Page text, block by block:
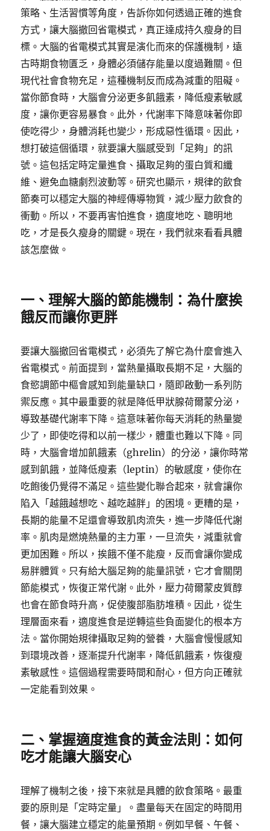
策略、生活習慣等角度，告訴你如何透過正確的進食
方式，讓大腦撤回省電模式，真正達成持久瘦身的目
標。大腦的省電模式其實是演化而來的保護機制，遠
古時期食物匱乏，身體必須儲存能量以度過難關。但
現代社會食物充足，這種機制反而成為減重的阻礙。
當你節食時，大腦會分泌更多飢餓素，降低瘦素敏感
度，讓你更容易暴食。此外，代謝率下降意味著你即
使吃得少，身體消耗也變少，形成惡性循環。因此，
想打破這個循環，就要讓大腦感受到「足夠」的訊
號。這包括定時定量進食、攝取足夠的蛋白質和纖
維、避免血糖劇烈波動等。研究也顯示，規律的飲食
節奏可以穩定大腦的神經傳導物質，減少壓力飲食的
衝動。所以，不要再害怕進食，適度地吃、聰明地
吃，才是長久瘦身的關鍵。現在，我們就來看看具體
該怎麼做。
一、理解大腦的節能機制：為什麼挨
餓反而讓你更胖
要讓大腦撤回省電模式，必須先了解它為什麼會進入
省電模式。前面提到，當熱量攝取長期不足，大腦的
食慾調節中樞會感知到能量缺口，隨即啟動一系列防
禦反應。其中最重要的就是降低甲狀腺荷爾蒙分泌，
導致基礎代謝率下降。這意味著你每天消耗的熱量變
少了，即使吃得和以前一樣少，體重也難以下降。同
時，大腦會增加飢餓素（ghrelin）的分泌，讓你時常
感到飢餓，並降低瘦素（leptin）的敏感度，使你在
吃飽後仍覺得不滿足。這些變化聯合起來，就會讓你
陷入「越餓越想吃、越吃越胖」的困境。更糟的是，
長期的能量不足還會導致肌肉流失，進一步降低代謝
率。肌肉是燃燒熱量的主力軍，一旦流失，減重就會
更加困難。所以，挨餓不僅不能瘦，反而會讓你變成
易胖體質。只有給大腦足夠的能量訊號，它才會關閉
節能模式，恢復正常代謝。此外，壓力荷爾蒙皮質醇
也會在節食時升高，促使腹部脂肪堆積。因此，從生
理層面來看，適度進食是逆轉這些負面變化的根本方
法。當你開始規律攝取足夠的營養，大腦會慢慢感知
到環境改善，逐漸提升代謝率，降低飢餓素，恢復瘦
素敏感性。這個過程需要時間和耐心，但方向正確就
一定能看到效果。
二、掌握適度進食的黃金法則：如何
吃才能讓大腦安心
理解了機制之後，接下來就是具體的飲食策略。最重
要的原則是「定時定量」。盡量每天在固定的時間用
餐，讓大腦建立穩定的能量預期。例如早餐、午餐、